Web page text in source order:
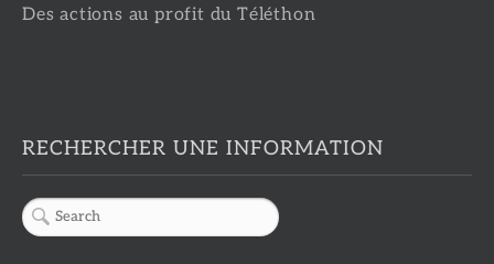
Des actions au profit du Téléthon
RECHERCHER UNE INFORMATION